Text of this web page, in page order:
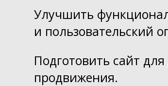
Улучшить
и пользовательский
Подготовить сайт
продвижения.